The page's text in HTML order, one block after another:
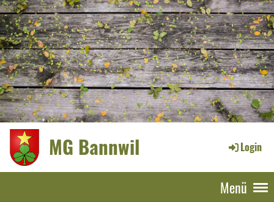
MG Bannwil Login
Menü